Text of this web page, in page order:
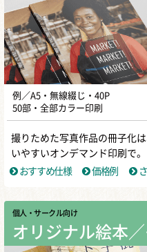
例／A5・無線綴じ・40P
50部・全部カラー印刷
撮りためた写真作品の冊子化
いやすいオンデマンド印刷で。
おすすめ仕様
価格例 さ
個人・サークル向け
オリジナル絵本